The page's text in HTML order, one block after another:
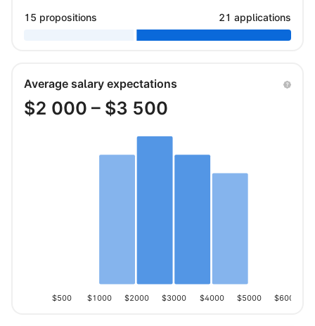
15 propositions 21 applications
Average salary expectations
$2 000 – $3 500
$500 $1000 $2000 $3000 $4000 $5000 $6000